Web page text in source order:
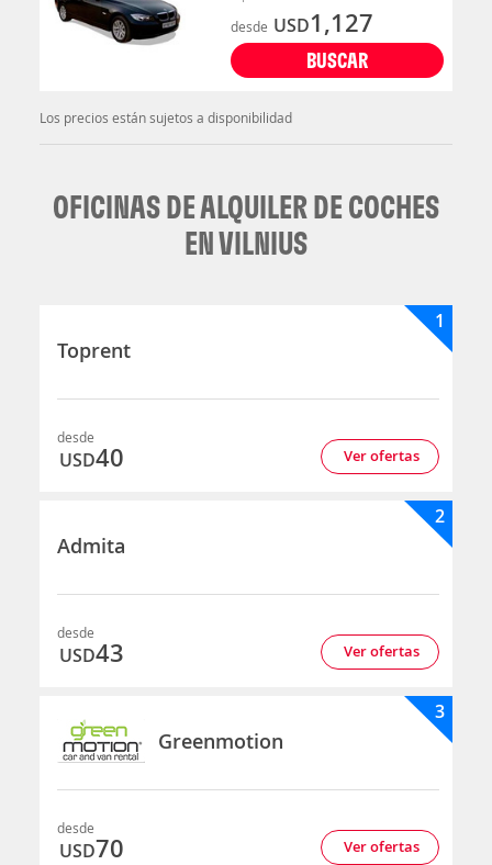
desde USD1,127
BUSCAR
Los precios están sujetos a disponibilidad
OFICINAS DE ALQUILER DE COCHES
EN VILNIUS
Toprent
1
desde
USD40 Ver ofertas
Admita
2
desde
USD43 Ver ofertas
Greenmotion
3
desde
USD70 Ver ofertas